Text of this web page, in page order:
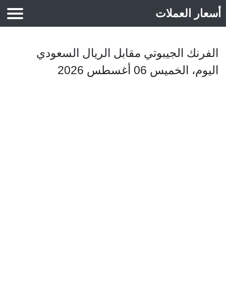
أسعار العملات
الفرنك الجيبوتي مقابل الريال السعودي
اليوم، الخميس 06 أغسطس 2026